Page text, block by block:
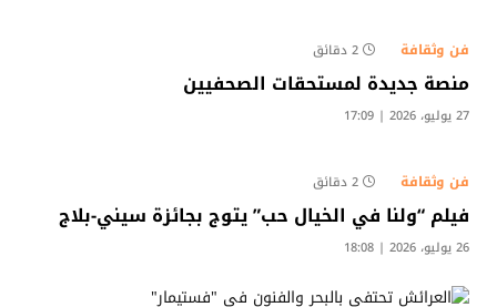
فن وثقافة 2 دقائق
منصة جديدة لمستحقات الصحفيين
27 يوليو، 2026 | 17:09
فن وثقافة 2 دقائق
فيلم “ولنا في الخيال حب” يتوج بجائزة سيني-بلاج
26 يوليو، 2026 | 18:08